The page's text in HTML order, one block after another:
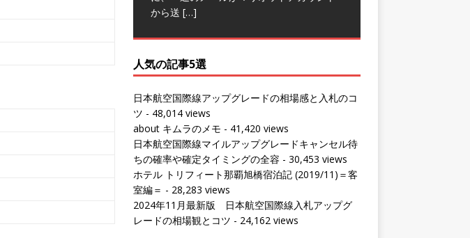
人気の記事5選
ツ- 48,014 views
日本航空国際線マイルアップグレードキャンセル待
ちの確率や確定タイミングの全容
ホテル トリフィート那覇旭橋宿泊記 (2019/11)＝客
室編＝- 28,283 views
2024年11月最新版 日本航空国際線入札アップグ
レードの相場観とコツ- 24,162 views
ACCESS COUNTER